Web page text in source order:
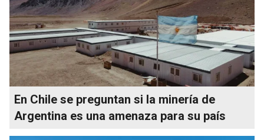
En Chile se preguntan si la minería de
Argentina es una amenaza para su país